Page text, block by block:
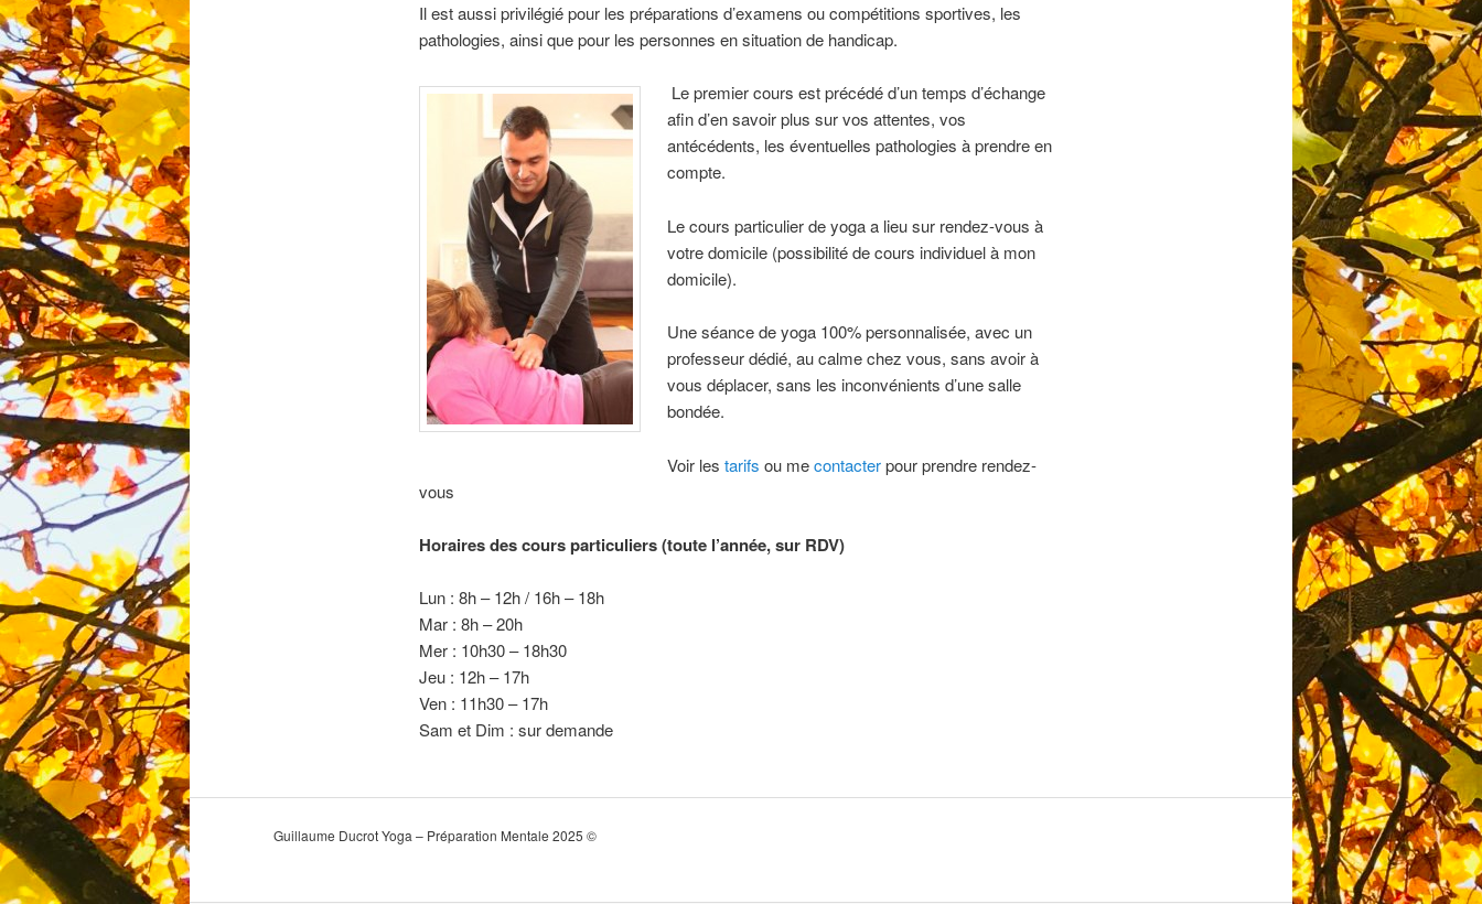
Il est aussi privilégié pour les préparations d’examens ou compétitions sportives, les
pathologies, ainsi que pour les personnes en situation de handicap.
Le premier cours est précédé d’un temps d’échange
afin d’en savoir plus sur vos attentes, vos
antécédents, les éventuelles pathologies à prendre en
compte.
Le cours particulier de yoga a lieu sur rendez-vous à
votre domicile (possibilité de cours individuel à mon
domicile).
Une séance de yoga 100% personnalisée, avec un
professeur dédié, au calme chez vous, sans avoir à
vous déplacer, sans les inconvénients d’une salle
bondée.
Voir lestarifs ou mecontacterpour prendre rendez-
vous
Horaires des cours particuliers (toute l’année, sur RDV)
Lun : 8h – 12h / 16h – 18h
Mar : 8h – 20h
Mer : 10h30 – 18h30
Jeu : 12h – 17h
Ven : 11h30 – 17h
Sam et Dim : sur demande
Guillaume Ducrot Yoga – Préparation Mentale 2025 ©